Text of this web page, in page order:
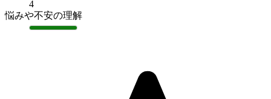
4
悩みや不安の理解